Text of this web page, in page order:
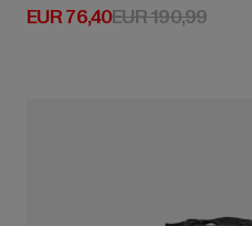
EUR 76,40
Huidige prijs: EUR 76,40
EUR 190,99